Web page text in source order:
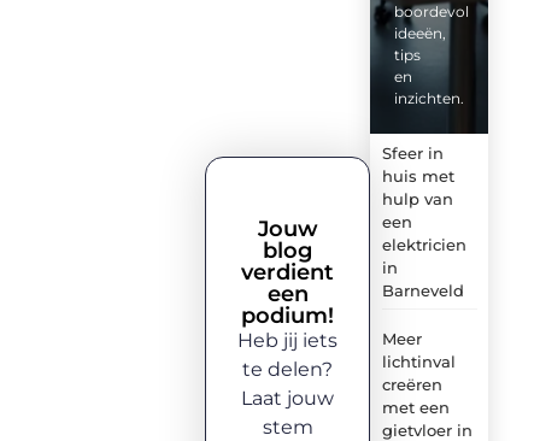
boordevol
ideeën,
tips
en
inzichten.
Sfeer in
huis met
hulp van
een
elektricien
in
Barneveld
Meer
lichtinval
creëren
met een
gietvloer in
Jouw
blog
verdient
een
podium!
Heb jij iets
te delen?
Laat jouw
stem